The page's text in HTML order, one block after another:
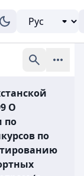
О
по
по